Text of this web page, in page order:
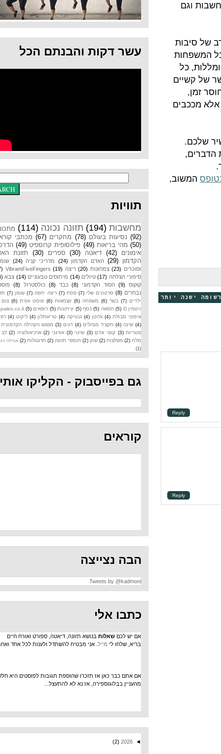
יותר
עשר דקות והבנתם הכל
(194) תזונה נכונה (114) מתכונים
נסיעות בעולם (78) מחקרים (67) מכתבי קוראים
מהי בריאות (49) פילוסופית קרוספיט (49) הדרכות
דיאטה (30) ספרים (30)
תזונת האדם
האדם הקדמון (24) מדריכי קניה (24)
שומנים
וסוכרים (23) צמחונות (20) ריצה (19)
VibramFiveFingers
(17)
(17) טיולים (14) מיתוסים טבעוניים (14) צבא (14)
הסוד הקדמוני (8) כבד (8) כולסטרול (8)
פוסטים
נבחרים (8) סרטונים שלי (7) פסח (7) ריצה יחפה (7) שומן (7)
תזונת
ילדים (7)
(6) משפחה (6) עצמאות (6) פוסט אורח (6) צום (6)
חמאה (5) כסף (5) עיתונות (5) רופאים (5)
paleo.co.il
(4)
גלוטן (4) גנטיקה (4) טריאתלון (4) ליקוט (4) רפואה
תקציר מנהלים (4) דגים (3) מפגש הקהילה הקדמונית
(3)
קופי אדם (3) שינוי (3) אורגני (2) ארכיאולוגיה (2) לב (2)
(2) שוק (2) תוספי תזונה (2) תרנגולות (2) אכילה רגשית
גם בפייסבוק - הקליקו אותי
הבה נצייצה
Tweets by @kadmoni
כתבו אלי
שאלותבנושא תזונה, דיאטה, ספורט ואורח חיים
מייל. אני מבטיח להשתדל ולענות לכל אחד ואחת.
אם אתם כבר כאן אז תזכרו שהוספת תגובות לפוסטים היא חלק
מהעניין בבלוגוספירה, אז נא לא להתעצל...